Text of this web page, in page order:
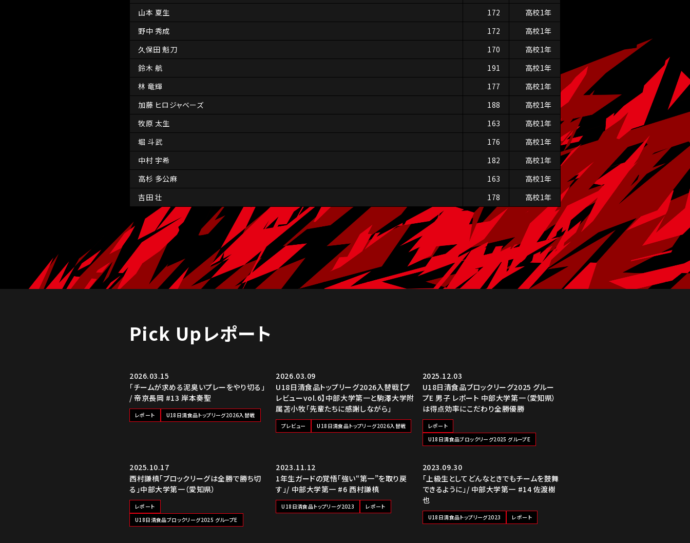
山本 夏生
172
高校1年
野中 秀成
172
高校1年
久保田 魁刀
170
高校1年
鈴木 航
191
高校1年
林 竜輝
177
高校1年
加藤 ヒロジャベーズ
188
高校1年
牧原 太生
163
高校1年
堀 斗武
176
高校1年
中村 宇希
182
高校1年
高杉 多公麻
163
高校1年
吉田 壮
178 高校1年
Pick Upレポート
2026.03.15
「チームが求める泥臭いプレーをやり切る」
/ 帝京長岡 #13 岸本奏聖
レポート U18日清食品トップリーグ2026入替戦
2026.03.09
U18日清食品トップリーグ2026入替戦【プ
レビューvol.6】中部大学第一と駒澤大学附
属苫小牧「先輩たちに感謝しながら」
プレビュー U18日清食品トップリーグ2026入替戦
2025.12.03
U18日清食品ブロックリーグ2025 グルー
プE 男子 レポート 中部大学第一（愛知県）
は得点効率にこだわり全勝優勝
レポート
U18日清食品ブロックリーグ2025 グループE
2025.10.17
西村謙槙「ブロックリーグは全勝で勝ち切
る」中部大学第一（愛知県）
レポート
U18日清食品ブロックリーグ2025 グループE
2023.11.12
1年生ガードの覚悟「強い“第一”を取り戻
す」/ 中部大学第一 #6 西村謙槙
U18日清食品トップリーグ2023 レポート
2023.09.30
「上級生としてどんなときでもチームを鼓舞
できるように」/ 中部大学第一 #14 佐渡樹
也
U18日清食品トップリーグ2023 レポート